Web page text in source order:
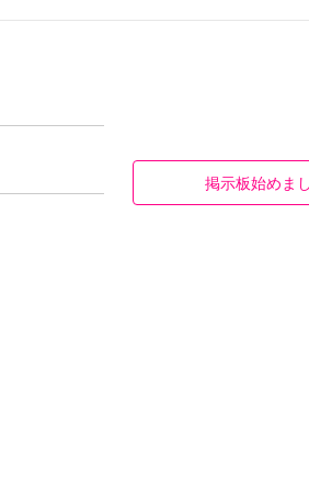
掲示板始めま